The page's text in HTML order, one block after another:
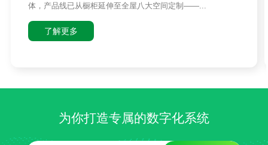
体，产品线已从橱柜延伸至全屋八大空间定制——...
了解更多
为你打造专属的数字化系统